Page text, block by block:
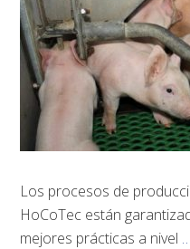
Los procesos de
HoCoTec están
mejores prácticas a nivel